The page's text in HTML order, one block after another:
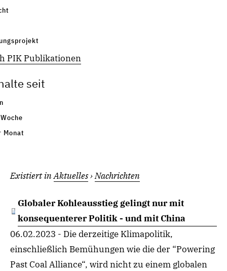
PIK Publikationen
seit
Monat
Existiert in
Stromnetzen und Gerechtigkeitsfragen: PIK
Heiße Themen standen auf dem Programm der
diesjährigen "Research Days" des Potsdam-
Existiert inAktuelles›Nachrichten
Globaler Kohleausstieg gelingt nur mit
konsequenterer Politik - und mit China
06.02.2023 - Die derzeitige Klimapolitik,
einschließlich Bemühungen wie die der “Powering
Past Coal Alliance“, wird nicht zu einem globalen